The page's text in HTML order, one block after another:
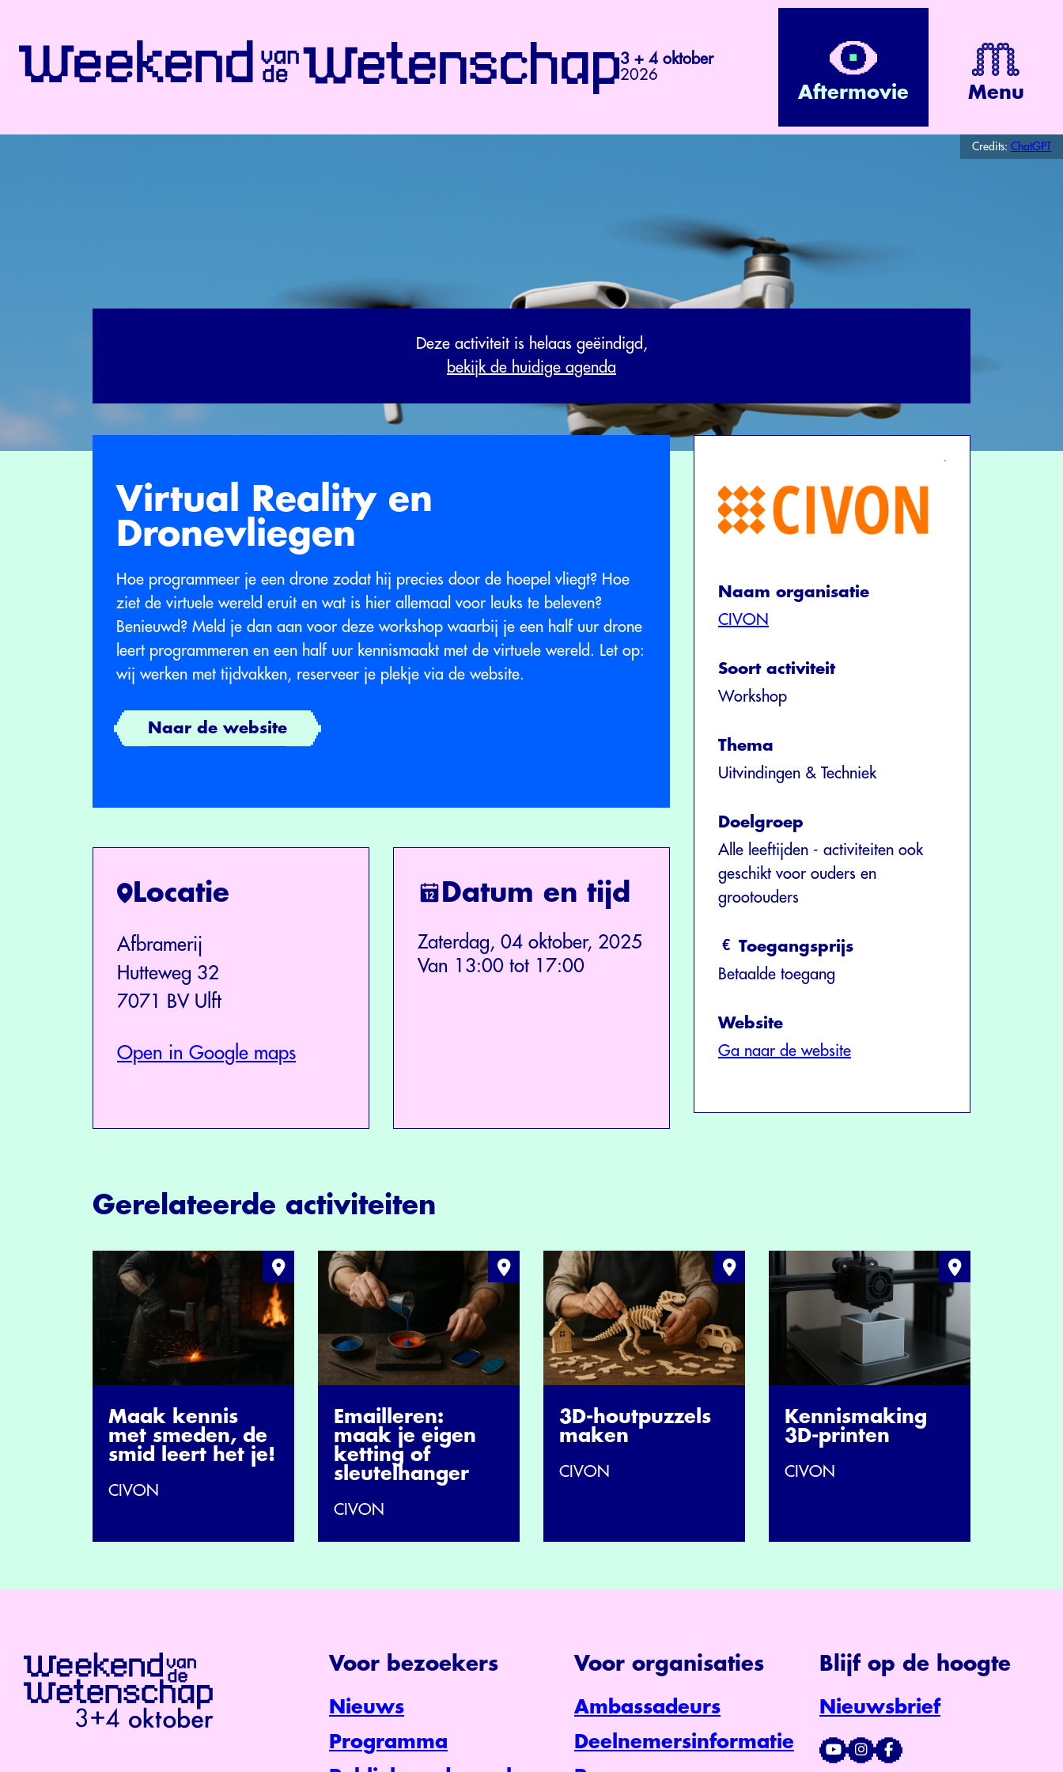
3 + 4 oktober
2026
Aftermovie Menu
Credits: ChatGPT
Deze activiteit is helaas geëindigd,
bekijk de huidige agenda
Virtual Reality en
Dronevliegen
Hoe programmeer je een drone zodat hij precies door de hoepel vliegt? Hoe
ziet de virtuele wereld eruit en wat is hier allemaal voor leuks te beleven?
Benieuwd? Meld je dan aan voor deze workshop waarbij je een half uur drone
leert programmeren en een half uur kennismaakt met de virtuele wereld. Let op:
wij werken met tijdvakken, reserveer je plekje via de website.
Naar de website
Locatie
Afbramerij
Hutteweg 32
7071 BV Ulft
Open in Google maps
Datum en tijd
Zaterdag, 04 oktober, 2025
Van 13:00 tot 17:00
Naam organisatie
CIVON
Soort activiteit
Workshop
Thema
Uitvindingen & Techniek
Doelgroep
Alle leeftijden - activiteiten ook
geschikt voor ouders en
grootouders
Toegangsprijs
Betaalde toegang
Website
Ga naar de website
Gerelateerde activiteiten
Maak kennis
met smeden, de
smid leert het je!
CIVON
Emailleren:
maak je eigen
ketting of
sleutelhanger
CIVON
3D-houtpuzzels
maken
CIVON
Kennismaking
3D-printen
CIVON
Voor bezoekers
Nieuws
Programma
Voor organisaties
Ambassadeurs
Deelnemersinformatie
Blijf op de hoogte
Nieuwsbrief